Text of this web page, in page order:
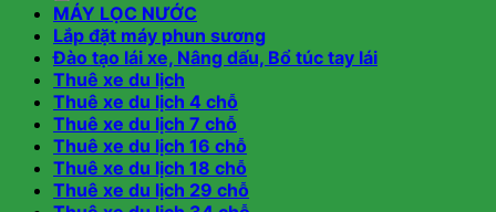
MÁY LỌC NƯỚC
Lắp đặt máy phun sương
Đào tạo lái xe, Nâng dấu, Bổ túc tay lái
Thuê xe du lịch
Thuê xe du lịch 4 chỗ
Thuê xe du lịch 7 chỗ
Thuê xe du lịch 16 chỗ
Thuê xe du lịch 18 chỗ
Thuê xe du lịch 29 chỗ